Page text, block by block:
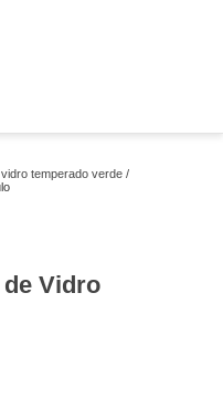
temperado verde
de Vidro